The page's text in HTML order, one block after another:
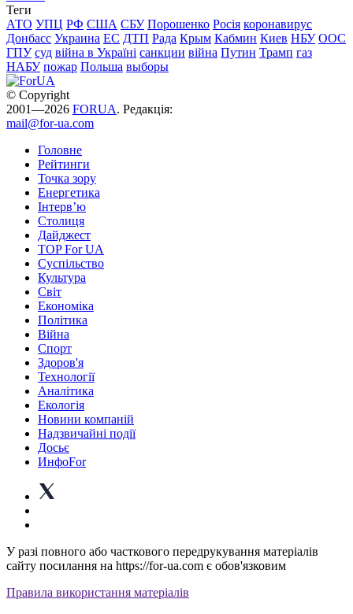
Теги
АТО УПЦ РФ США СБУ Порошенко Росія коронавирус
Донбасс Украина ЕС ДТП Рада Крым Кабмин Киев НБУ ООС
ГПУ суд війна в Україні санкции війна Путин Трамп газ
НАБУ пожар Польша выборы
© Copyright
2001—2026 FORUA. Редакція:
mail@for-ua.com
Головне
Рейтинги
Точка зору
Енергетика
Інтерв’ю
Столиця
Дайджест
TOP For UA
Суспiльство
Культура
Світ
Економіка
Політика
Війна
Спорт
Здоров'я
Технології
Аналітика
Екологія
Новини компаній
Надзвичайні події
Досьє
ИнфоFor
У разі повного або часткового передрукування матеріалів
сайту посилання на https://for-ua.com є обов'язковим
Правила використання матеріалів